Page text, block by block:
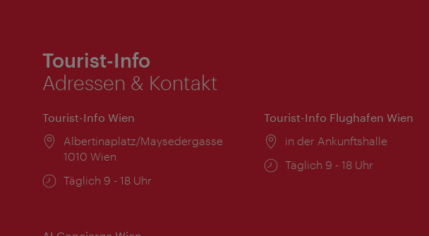
Tourist-Info
Adressen & Kontakt
Tourist-Info Wien
Ort:
Albertinaplatz/Maysedergasse
1010 Wien
Öffnungszeiten:
Täglich 9 - 18 Uhr
Tourist-Info Flughafen Wien
Ort:
in der Ankunftshalle
Öffnungszeiten:
Täglich 9 - 18 Uhr